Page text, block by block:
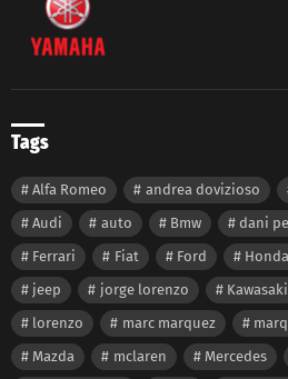
Tags
Alfa Romeo andrea dovizioso
Audi
auto Bmw dani
Ferrari
Fiat Ford Honda
jeep
jorge lorenzo Kawasaki
lorenzo
marc marquez
Mazda
mclaren Mercedes